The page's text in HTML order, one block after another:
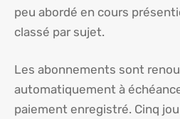
peu abordé en cours
classé par sujet.
Les abonnements sont
automatiquement à
paiement enregistré. Cinq